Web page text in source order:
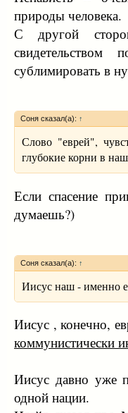
природы человека.
С другой
свидетельством
сублимировать в
Соня сказал(а): ↑
Слово "еврей",
глубокие корни в
Если спасение
думаешь?)
Соня сказал(а): ↑
Иисус наш - именно
Иисус , конечно,
коммунистически
Иисус давно уже
одной нации.